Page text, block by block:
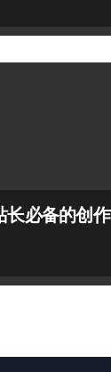
长必备的创作